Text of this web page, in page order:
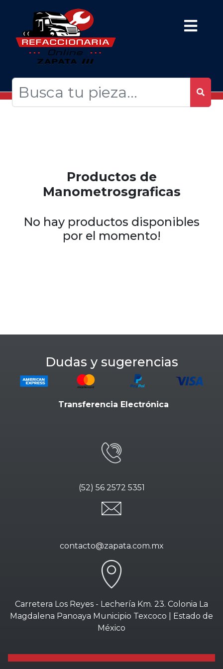
Productos de
Manometrosgraficas
No hay productos disponibles
por el momento!
Dudas y sugerencias
Transferencia Electrónica
(52) 56 2572 5351
contacto@zapata.com.mx
Carretera Los Reyes - Lechería Km. 23. Colonia La
Magdalena Panoaya Municipio Texcoco | Estado de
México